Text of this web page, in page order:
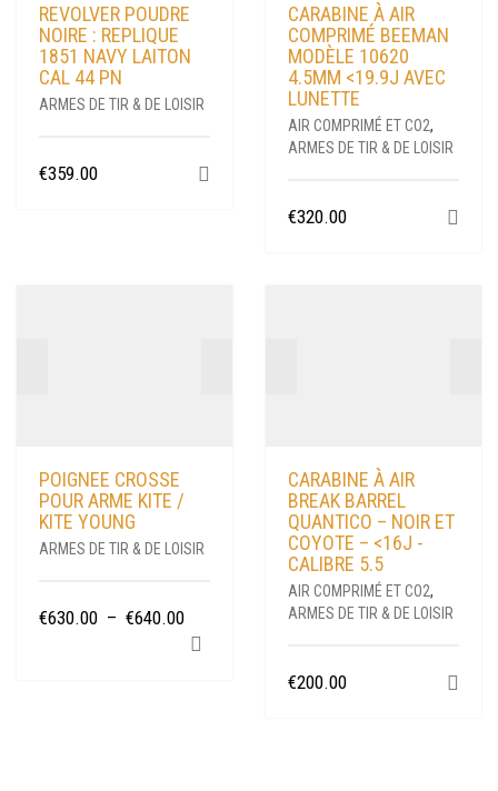
REVOLVER POUDRE
NOIRE : REPLIQUE
1851 NAVY LAITON
CAL 44 PN
ARMES DE TIR & DE LOISIR
€359.00
CARABINE À AIR
COMPRIMÉ BEEMAN
MODÈLE 10620
4.5MM <19.9J AVEC
LUNETTE
AIR COMPRIMÉ ET CO2,
ARMES DE TIR & DE LOISIR
€320.00
POIGNEE CROSSE
POUR ARME KITE /
KITE YOUNG
ARMES DE TIR & DE LOISIR
€630.00 – €640.00PLAGE
DE
CE
PRODUIT
CARABINE À AIR
BREAK BARREL
QUANTICO – NOIR ET
COYOTE – <16J -
CALIBRE 5.5
AIR COMPRIMÉ ET CO2,
ARMES DE TIR & DE LOISIR
€200.00